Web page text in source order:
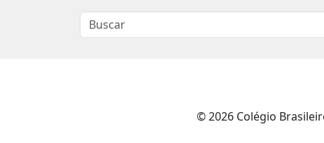
© 2026 Colégio